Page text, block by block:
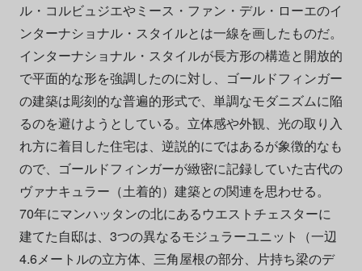
ル・コルビュジエやミース・ファン・デル・ローエのイ
ンターナショナル・スタイルとは一線を画したものだ。
インターナショナル・スタイルが長方形の構造と開放的
で平面的な形を強調したのに対し、ゴールドフィンガー
の建築は彫刻的な普遍的形式で、単調なモダニズムに陥
るのを避けようとしている。立体感や外観、光の取り入
れ方に着目した住宅は、逆説的にではあるが象徴的なも
ので、ゴールドフィンガーが緻密に記録していた古代の
ヴァナキュラー（土着的）建築との関連を思わせる。
70年にマンハッタンの北にあるウエストチェスターに
建てた自邸は、3つの異なるモジュラーユニット（一辺
4.6メートルの立方体、三角屋根の部分、片持ち梁のデ